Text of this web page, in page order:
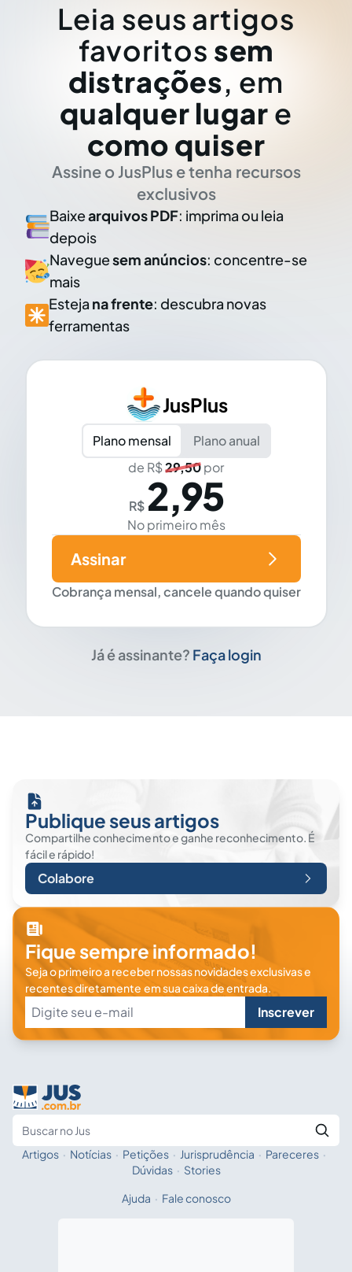
Leia seus artigos
favoritos sem
distrações, em
qualquer lugar e
como quiser
Assine o JusPlus e tenha recursos
exclusivos
Baixearquivos PDF: imprima ou leia
depois
Naveguesem anúncios: concentre-se
mais
Esteja na frente: descubra novas
ferramentas
JusPlus
Plano mensal
Plano anual
de R$29,50por
R$ 2,95
No primeiro mês
Cobrança mensal, cancele quando quiser
Assinar
Já é assinante? Faça login
Publique seus artigos
Compartilhe conhecimento e ganhe reconhecimento. É
fácil e rápido!
Colabore
Fique sempre informado!
Seja o primeiro a receber nossas novidades exclusivas e
recentes diretamente em sua caixa de entrada.
Inscrever
Fale com a IA
Artigos · Notícias · Petições · Jurisprudência · Pareceres ·
Dúvidas · Stories
Ajuda · Fale conosco